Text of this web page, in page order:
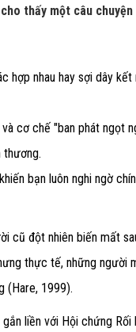
thấy một câu
hợp nhau hay sợi dây
cơ chế "ban phát ngọt
thương.
bạn luôn nghi ngờ
cũ đột nhiên biến mất
thực tế, những người
(Hare, 1999).
liền với Hội chứng